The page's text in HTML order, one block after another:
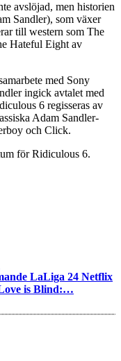
avslöjad, men historien
Sandler), som växer
till western som The
Hateful Eight av
med Sony
ingick avtalet med
6 regisseras av
Adam Sandler-
och Click.
för Ridiculous 6.
LaLiga 24 Netflix
is Blind:…